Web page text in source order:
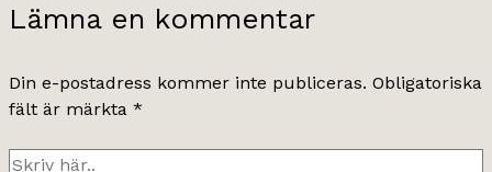
Lämna en kommentar
Din e-postadress kommer inte publiceras. Obligatoriska
fält är märkta *
Skriv